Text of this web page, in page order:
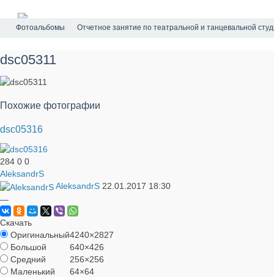
Фотоальбомы Отчетное занятие по театральной и танцевальной
dsc05311
Похожие фотографии
dsc05316
284 0 0
AleksandrS
AleksandrS 22.01.2017 18:30
—
Скачать
Оригинальный4240×2827
Большой
640×426
Средний
256×256
Маленький
64×64